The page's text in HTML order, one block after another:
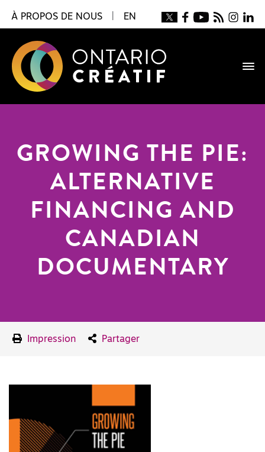
À PROPOS DE NOUS EN
GROWING THE PIE:
ALTERNATIVE
FINANCING AND
CANADIAN
DOCUMENTARY
Impression Partager